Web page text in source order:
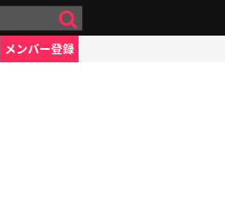
メンバー登録